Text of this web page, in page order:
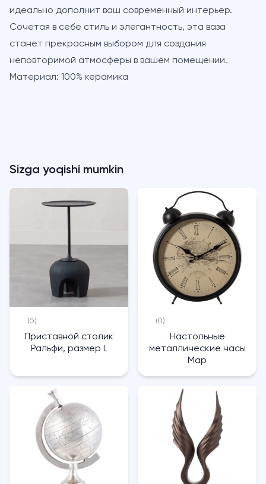
идеально дополнит ваш современный интерьер.
Сочетая в себе стиль и элегантность, эта ваза
станет прекрасным выбором для создания
неповторимой атмосферы в вашем помещении.
Материал: 100% керамика
Sizga yoqishi mumkin
(0)
Приставной столик
Ральфи, размер L
(0)
Настольные
металлические часы
Map